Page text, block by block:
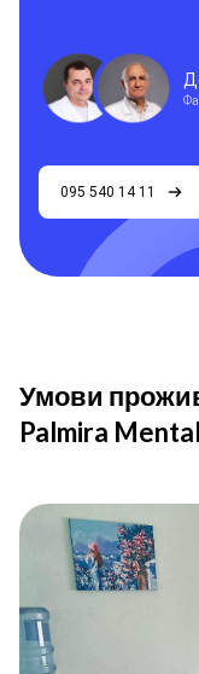
095 540 14 11
Умови
Palmira Mental